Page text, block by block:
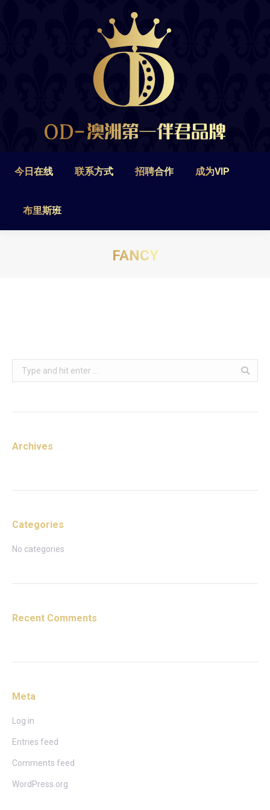
今日在线 联系方式 招聘合作 成为VIP
布里斯班
FANCY
Search:
Archives
Categories
No categories
Recent Comments
Meta
Log in
Entries feed
Comments feed
WordPress.org
联系方式 招聘合作
布里斯班